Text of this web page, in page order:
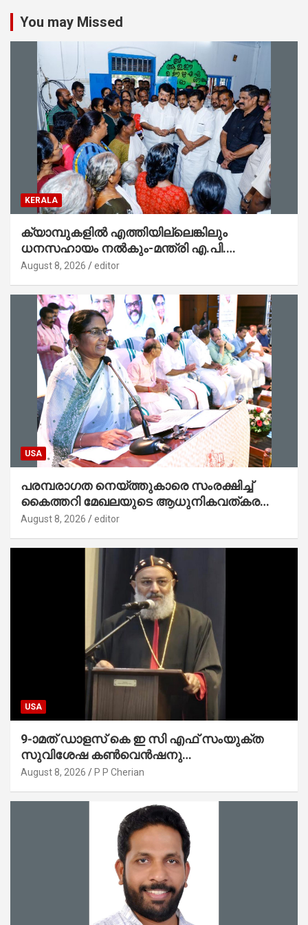
You may Missed
KERALA
ക്യാമ്പുകളിൽ എത്തിയില്ലെങ്കിലും
ധനസഹായം നൽകും-മന്ത്രി എ.പി.
അനിൽകുമാർ
August 8, 2026 editor
USA
പരമ്പരാഗത നെയ്ത്തുകാരെ സംരക്ഷിച്ച്
കൈത്തറി മേഖലയുടെ ആധുനികവത്കരണം
സാധ്യമാക്കും : ഡെപ്യൂട്ടി സ്പീക്കർ
August 8, 2026 editor
USA
9-ാമത് ഡാളസ് കെ ഇ സി എഫ് സംയുക്ത
സുവിശേഷ കൺവെൻഷനു
പ്രാർത്ഥനാനിർഭരമായ തുടക്കം
August 8, 2026 P P Cherian